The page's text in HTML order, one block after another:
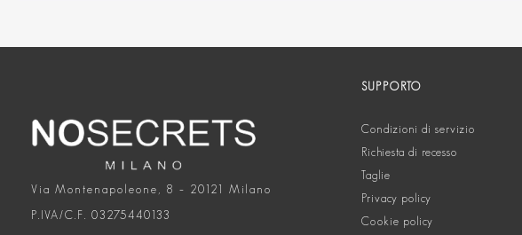
Via Montenapoleone, 8 – 20121 Milano
P.IVA/C.F. 03275440133
SUPPORTO
Condizioni di servizio
Richiesta di recesso
Taglie
Privacy policy
Cookie policy